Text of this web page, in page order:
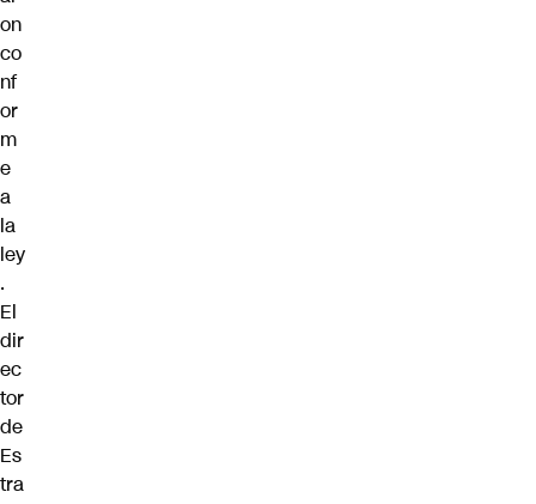
on
co
nf
or
m
e
a
la
ley
.
El
dir
ec
tor
de
Es
tra